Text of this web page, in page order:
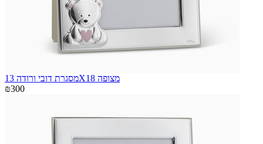
מסגרת דובי ורודה 13X18 מצופה
₪300